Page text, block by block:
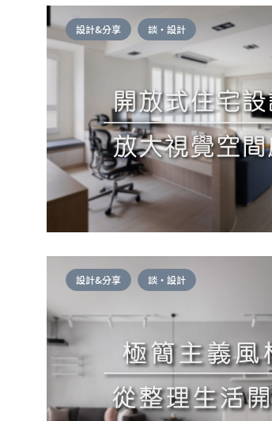
設計&分享 談・設計
設計&分享 談・設計